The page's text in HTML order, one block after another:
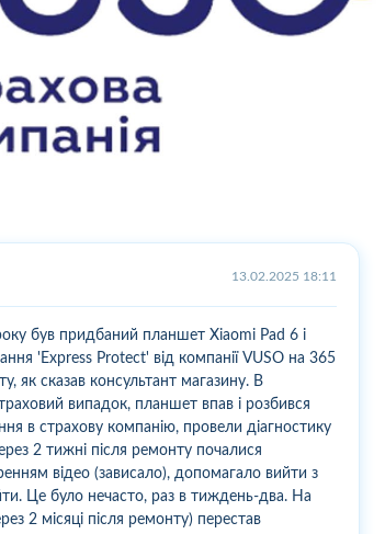
13.02.2025 18:11
був придбаний планшет Xiaomi Pad 6 і
'Express Protect' від компанії VUSO на 365
як сказав консультант магазину. В
випадок, планшет впав і розбився
в страхову компанію, провели діагностику
2 тижні після ремонту почалися
відео (зависало), допомагало вийти з
Це було нечасто, раз в тиждень-два. На
2 місяці після ремонту) перестав